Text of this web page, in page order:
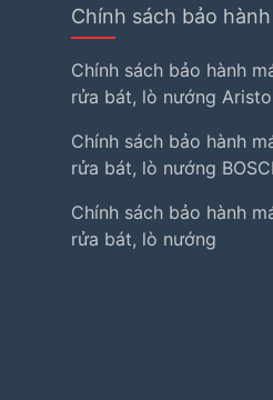
Chính sách bảo hành
Chính sách bảo hành
rửa bát, lò nướng
Chính sách bảo hành
rửa bát, lò nướng
Chính sách bảo hành
rửa bát, lò nướng